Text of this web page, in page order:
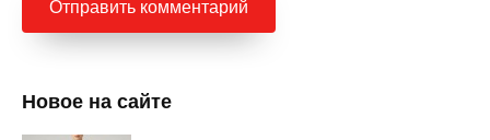
Новое на сайте